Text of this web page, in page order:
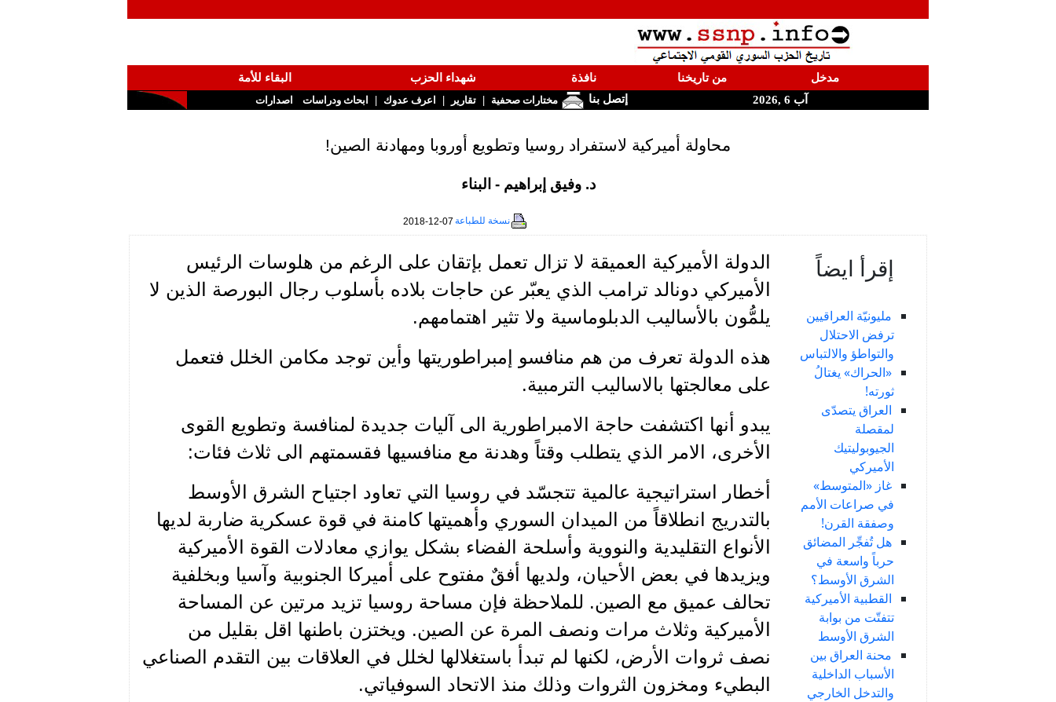
مدخل من تاريخنا نافذة شهداء الحزب
البقاء للأمة
آب 6 ,2026
إتصل بنا مختارات صحفية | تقارير | اعرف عدوك | ابحاث ودراسات اصدارات
محاولة أميركية لاستفراد روسيا وتطويع أوروبا ومهادنة الصين!
د. وفيق إبراهيم - البناء
نسخة للطباعة 2018-12-07
إقرأ ايضاً
مليونيّة العراقيين
ترفض الاحتلال
والتواطؤ والالتباس
«الحراك» يغتالُ
ثورته!
العراق يتصدّى
لمقصلة
الجيوبوليتيك
الأميركي
غاز «المتوسط»
في صراعات الأمم
وصفقة القرن!
هل تُفجِّر المضائق
حرباً واسعة في
الشرق الأوسط؟
القطبية الأميركية
تتفتّت من بوابة
الشرق الأوسط
محنة العراق بين
الأسباب الداخلية
والتدخل الخارجي
الدولة الأميركية العميقة لا تزال تعمل بإتقان على الرغم من هلوسات الرئيس
الأميركي دونالد ترامب الذي يعبّر عن حاجات بلاده بأسلوب رجال البورصة الذين لا
يلمُّون بالأساليب الدبلوماسية ولا تثير اهتمامهم.
هذه الدولة تعرف من هم منافسو إمبراطوريتها وأين توجد مكامن الخلل فتعمل
على معالجتها بالاساليب الترمبية.
يبدو أنها اكتشفت حاجة الامبراطورية الى آليات جديدة لمنافسة وتطويع القوى
الأخرى، الامر الذي يتطلب وقتاً وهدنة مع منافسيها فقسمتهم الى ثلاث فئات:
أخطار استراتيجية عالمية تتجسّد في روسيا التي تعاود اجتياح الشرق الأوسط
بالتدريج انطلاقاً من الميدان السوري وأهميتها كامنة في قوة عسكرية ضاربة لديها
الأنواع التقليدية والنووية وأسلحة الفضاء بشكل يوازي معادلات القوة الأميركية
ويزيدها في بعض الأحيان، ولديها أفقٌ مفتوح على أميركا الجنوبية وآسيا وبخلفية
تحالف عميق مع الصين. للملاحظة فإن مساحة روسيا تزيد مرتين عن المساحة
الأميركية وثلاث مرات ونصف المرة عن الصين. ويختزن باطنها اقل بقليل من
نصف ثروات الأرض، لكنها لم تبدأ باستغلالها لخلل في العلاقات بين التقدم الصناعي
البطيء ومخزون الثروات وذلك منذ الاتحاد السوفياتي.